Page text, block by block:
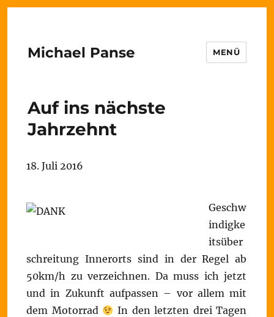
Michael Panse MENÜ
Auf ins nächste
Jahrzehnt
18. Juli 2016
Geschw
indigke
itsüber
schreitung Innerorts sind in der Regel ab
50km/h zu verzeichnen. Da muss ich jetzt
und in Zukunft aufpassen – vor allem mit
dem Motorrad
In den letzten drei Tagen